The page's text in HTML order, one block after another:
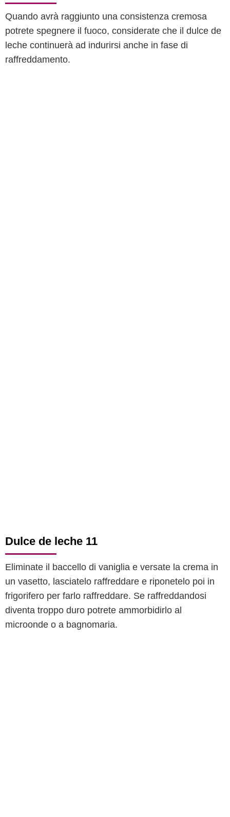
Quando avrà raggiunto una consistenza cremosa
potrete spegnere il fuoco, considerate che il dulce de
leche continuerà ad indurirsi anche in fase di
raffreddamento.
Dulce de leche 11
Eliminate il baccello di vaniglia e versate la crema in
un vasetto, lasciatelo raffreddare e riponetelo poi in
frigorifero per farlo raffreddare. Se raffreddandosi
diventa troppo duro potrete ammorbidirlo al
microonde o a bagnomaria.